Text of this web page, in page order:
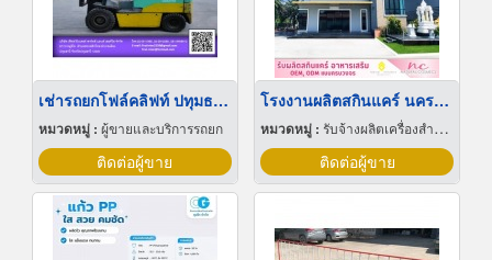
เช่ารถยกโฟล์คลิฟท์ ปทุมธานี
หมวดหมู่ : ผู้ขายและบริการรถยก
ติดต่อผู้ขาย
โรงงานผลิตสกินแคร์ นครปฐม
หมวดหมู่ : รับจ้างผลิตเครื่องสำอาง
ติดต่อผู้ขาย